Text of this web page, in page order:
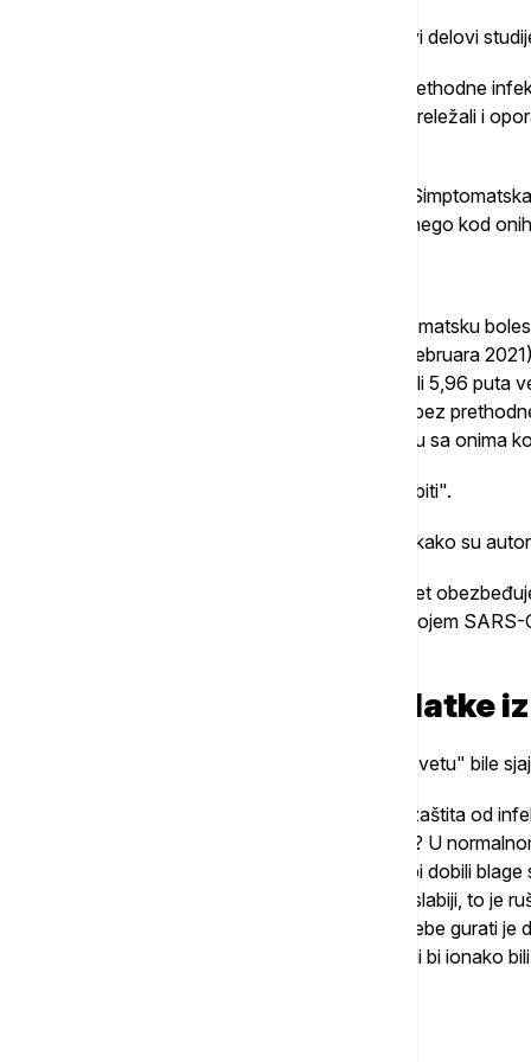
U obrazloženju, Miler navodi šta znače ovi delovi
"U suštini, oni koji su primili vakcinu bez prethodne
delta sojem u odnosu na one koji su već preležali i
"Nije bio u pitanju samo rizik od infekcije.
kod vakcinisanih bez prethodne infekcije nego kod
"Povećani rizik bio je značajan i za simptomatsku
kada pre vakcinacije (od marta 2020. do februara
su vakcinisani bez prethodne infekcije imali 5,96 puta
rizik od simptomatske bolesti. Vakcinisani bez
hospitalizacije zbog kovida-19 u poređenju sa onima
Prema njemu, "jasnije od ovoga ne može biti".
A da bi se stavila tačka, navodi Miler, evo kako su
"Ova studija je pokazala da prirodni imunitet
bolesti i hospitalizacije uzrokovane delta sojem
"Fauči ipak uvažio podatke
Miler navodi i to da bi ovo "u normalnom svetu" bile
"Čista pobeda prirodnog imuniteta. Bolja zaštita od
koji zahtevaju bolnicu. Sjajne vesti, zar ne? U
uprkos Faučijevim merama, a milioni više bi dobili
pokazali da je imunitet izazvan vakcinom slabiji, to je
fanatične poruke o vakcinaciji. Nema potrebe gurati
sa značajno povećanim rizikom. Mlađi ljudi bi ionako